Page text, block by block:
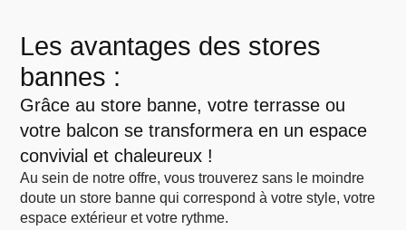
Les avantages des stores
bannes :
Grâce au store banne, votre terrasse ou
votre balcon se transformera en un espace
convivial et chaleureux !
Au sein de notre offre, vous trouverez sans le moindre
doute un store banne qui correspond à votre style, votre
espace extérieur et votre rythme.